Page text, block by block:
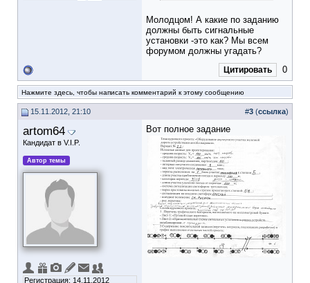
Молодцом! А какие по заданию
должны быть сигнальные
установки -это как? Мы всем
форумом должны угадать?
Цитировать 0
Нажмите здесь, чтобы написать комментарий к этому сообщению
15.11.2012, 21:10 #3 (ссылка)
artom64
Кандидат в V.I.P.
Автор темы
Регистрация: 14.11.2012
Вот полное задание